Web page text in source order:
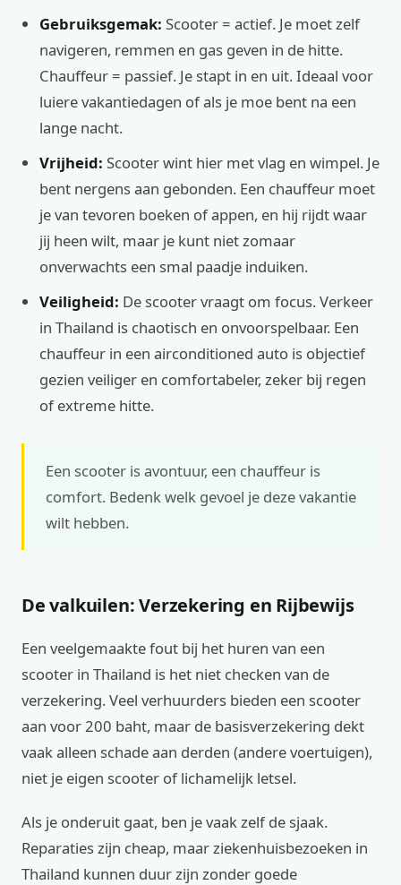
Gebruiksgemak: Scooter = actief. Je moet zelf
navigeren, remmen en gas geven in de hitte.
Chauffeur = passief. Je stapt in en uit. Ideaal voor
luiere vakantiedagen of als je moe bent na een
lange nacht.
Vrijheid: Scooter wint hier met vlag en wimpel. Je
bent nergens aan gebonden. Een chauffeur moet
je van tevoren boeken of appen, en hij rijdt waar
jij heen wilt, maar je kunt niet zomaar
onverwachts een smal paadje induiken.
Veiligheid: De scooter vraagt om focus. Verkeer
in Thailand is chaotisch en onvoorspelbaar. Een
chauffeur in een airconditioned auto is objectief
gezien veiliger en comfortabeler, zeker bij regen
of extreme hitte.
Een scooter is avontuur, een chauffeur is
comfort. Bedenk welk gevoel je deze vakantie
wilt hebben.
De valkuilen: Verzekering en Rijbewijs
Een veelgemaakte fout bij het huren van een
scooter in Thailand is het niet checken van de
verzekering. Veel verhuurders bieden een scooter
aan voor 200 baht, maar de basisverzekering dekt
vaak alleen schade aan derden (andere voertuigen),
niet je eigen scooter of lichamelijk letsel.
Als je onderuit gaat, ben je vaak zelf de sjaak.
Reparaties zijn cheap, maar ziekenhuisbezoeken in
Thailand kunnen duur zijn zonder goede